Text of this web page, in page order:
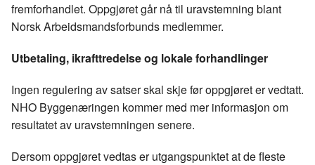
fremforhandlet. Oppgjøret går nå til uravstemning blant
Norsk Arbeidsmandsforbunds medlemmer.
Utbetaling, ikrafttredelse og lokale forhandlinger
Ingen regulering av satser skal skje før oppgjøret er vedtatt.
NHO Byggenæringen kommer med mer informasjon om
resultatet av uravstemningen senere.
Dersom oppgjøret vedtas er utgangspunktet at de fleste